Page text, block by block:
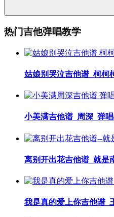
热门吉他弹唱教学
姑娘别哭泣吉他谱_柯柯
小美满吉他谱_周深_弹
离别开出花吉他谱_就是
我是真的爱上你吉他谱_